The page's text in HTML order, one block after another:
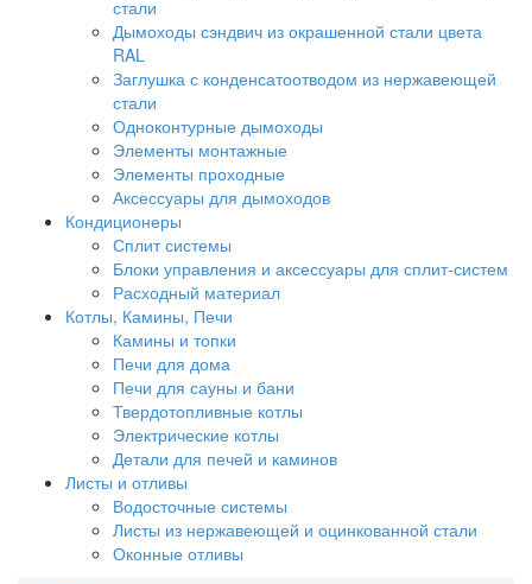
стали
Дымоходы сэндвич из окрашенной стали цвета
RAL
Заглушка с конденсатоотводом из нержавеющей
стали
Одноконтурные дымоходы
Элементы монтажные
Элементы проходные
Аксессуары для дымоходов
Кондиционеры
Сплит системы
Блоки управления и аксессуары для сплит-систем
Расходный материал
Котлы, Камины, Печи
Камины и топки
Печи для дома
Печи для сауны и бани
Твердотопливные котлы
Электрические котлы
Детали для печей и каминов
Листы и отливы
Водосточные системы
Листы из нержавеющей и оцинкованной стали
Оконные отливы